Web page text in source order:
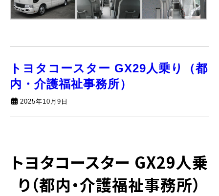
トヨタコースター GX29人乗り（都
内・介護福祉事務所）
2025年10月9日
トヨタコースター GX29人乗
り（都内・介護福祉事務所）